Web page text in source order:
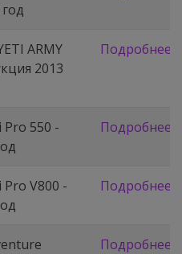
ARMY
2013
Подробнее
Pro 550 -
Подробнее
Pro V800 -
Подробнее
Подробнее